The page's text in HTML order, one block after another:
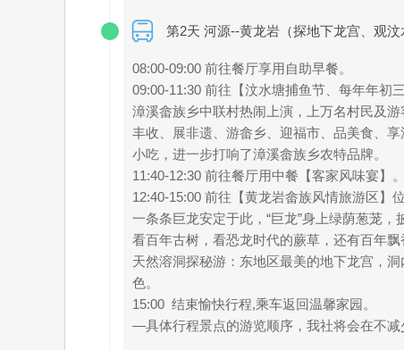
第2天 河源--黄龙岩（探地下龙宫、观
08:00-09:00 前往餐厅享用自助早餐。
09:00-11:30 前往【汶水塘捕鱼节、每年年初
漳溪畲族乡中联村热闹上演，上万名村民及
丰收、展非遗、游畲乡、迎福市、品美食、
小吃，进一步打响了漳溪畲族乡农特品牌。
11:40-12:30 前往餐厅用中餐【客家风味宴】。
12:40-15:00 前往【黄龙岩畲族风情旅游区】
一条条巨龙安定于此，“巨龙”身上绿荫葱茏
看百年古树，看恐龙时代的蕨草，还有百年
天然溶洞探秘游：东地区最美的地下龙宫，
色。
15:00 结束愉快行程,乘车返回温馨家园。
—具体行程景点的游览顺序，我社将会在不